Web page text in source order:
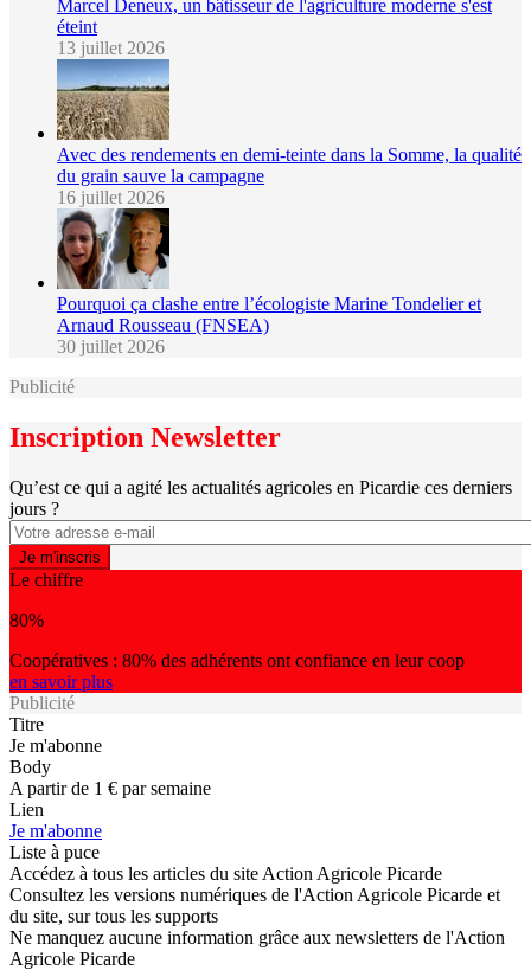
Marcel Deneux, un bâtisseur de l'agriculture moderne s'est
éteint
13 juillet 2026
Avec des rendements en demi-teinte dans la Somme, la qualité
du grain sauve la campagne
16 juillet 2026
Pourquoi ça clashe entre l’écologiste Marine Tondelier et
Arnaud Rousseau (FNSEA)
30 juillet 2026
Publicité
Inscription Newsletter
Qu’est ce qui a agité les actualités agricoles en Picardie ces derniers
jours ?
Le chiffre
80%
Coopératives : 80% des adhérents ont confiance en leur coop
en savoir plus
Publicité
Titre
Je m'abonne
Body
A partir de 1 € par semaine
Lien
Je m'abonne
Liste à puce
Accédez à tous les articles du site Action Agricole Picarde
Consultez les versions numériques de l'Action Agricole Picarde et
du site, sur tous les supports
Ne manquez aucune information grâce aux newsletters de l'Action
Agricole Picarde